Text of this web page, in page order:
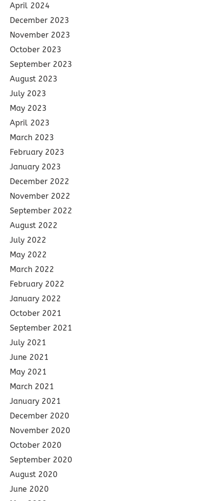
April 2024
December 2023
November 2023
October 2023
September 2023
August 2023
July 2023
May 2023
April 2023
March 2023
February 2023
January 2023
December 2022
November 2022
September 2022
August 2022
July 2022
May 2022
March 2022
February 2022
January 2022
October 2021
September 2021
July 2021
June 2021
May 2021
March 2021
January 2021
December 2020
November 2020
October 2020
September 2020
August 2020
June 2020